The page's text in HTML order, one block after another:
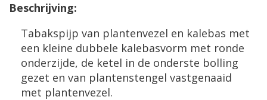
Beschrijving:
Tabakspijp van plantenvezel en kalebas met
een kleine dubbele kalebasvorm met ronde
onderzijde, de ketel in de onderste bolling
gezet en van plantenstengel vastgenaaid
met plantenvezel.